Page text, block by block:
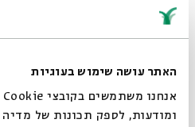
האתר עושה שימוש בעוגיות
ומודעות, לספק תכונות של
שיתוף הוספה ליומן